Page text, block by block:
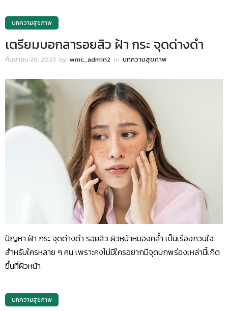
บทความสุขภาพ
เตรียมบอกลารอยสิว ฝ้า กระ จุดด่างดำ
กันยายน 26, 2023 by wmc_admin2 in บทความสุขภาพ
ปัญหา ฝ้า กระ จุดด่างดำ รอยสิว ผิวหน้าหมองคล้ำ เป็นเรื่องกวนใจ
สำหรับใครหลาย ๆ คน เพราะคงไม่มีใครอยากมีจุดบกพร่องเหล่านี้เกิด
ขึ้นที่ผิวหน้า
บทความสุขภาพ